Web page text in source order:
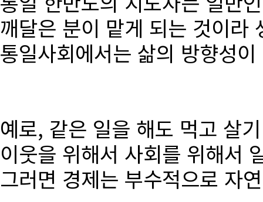
깨달은 분이 맡게 되는 것이라
통일사회에서는 삶의 방향성
예로, 같은 일을 해도 먹고 살
이웃을 위해서 사회를 위해서
그러면 경제는 부수적으로 자